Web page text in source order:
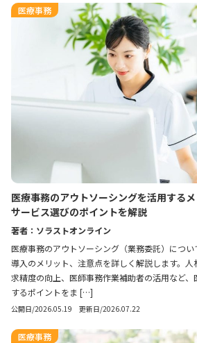
医療事務
医療事務のアウトソーシングを活用する
サービス選びのポイントを解説
著者：ソラストオンライン
医療事務のアウトソーシング（業務委託）につ
導入のメリット、注意点を詳しく解説します。
求精度の向上、医師事務作業補助者の活用など
するポイントをま […]
公開日/2026.05.19 更新日/2026.07.22
医療事務